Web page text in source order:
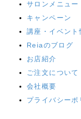
サロンメニュー
キャンペーン
講座・イベント
Reiaのブログ
お店紹介
ご注文について
会社概要
プライバシーポ